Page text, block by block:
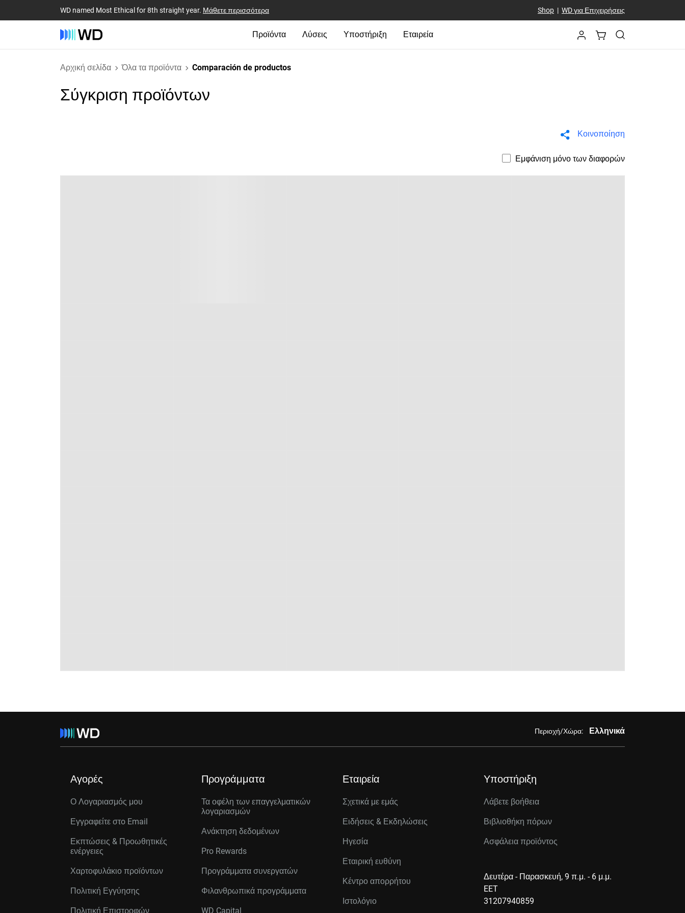
WD named Most Ethical for 8th straight year. Μάθετε περισσότερα Shop| WD για Επιχειρήσεις
Προϊόντα Λύσεις Υποστήριξη Εταιρεία
Αρχική σελίδα Όλα τα προϊόντα Comparación de productos
Σύγκριση προϊόντων
Κοινοποίηση
Εμφάνιση μόνο των διαφορών
Περιοχή/Χώρα: Ελληνικά
Αγορές
Ο Λογαριασμός μου
Εγγραφείτε στo Email
Εκπτώσεις & Προωθητικές
ενέργειες
Χαρτοφυλάκιο προϊόντων
Πολιτική Εγγύησης
Πολιτική Επιστροφών
Προγράμματα
Τα οφέλη των επαγγελματικών
λογαριασμών
Ανάκτηση δεδομένων
Pro Rewards
Προγράμματα συνεργατών
Φιλανθρωπικά προγράμματα
WD Capital
Εταιρεία
Σχετικά με εμάς
Ειδήσεις & Εκδηλώσεις
Ηγεσία
Εταιρική ευθύνη
Κέντρο απορρήτου
Ιστολόγιο
Υποστήριξη
Λάβετε βοήθεια
Βιβλιοθήκη πόρων
Ασφάλεια προϊόντος
Δευτέρα - Παρασκευή, 9 π.μ. - 6 μ.μ.
EET
31207940859